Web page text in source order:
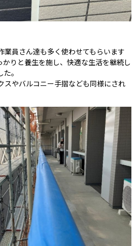
業員さん達も多く使わせてもらいます
かりと養生を施し、快適な生活を継続し
。
スやバルコニー手摺なども同様にされ